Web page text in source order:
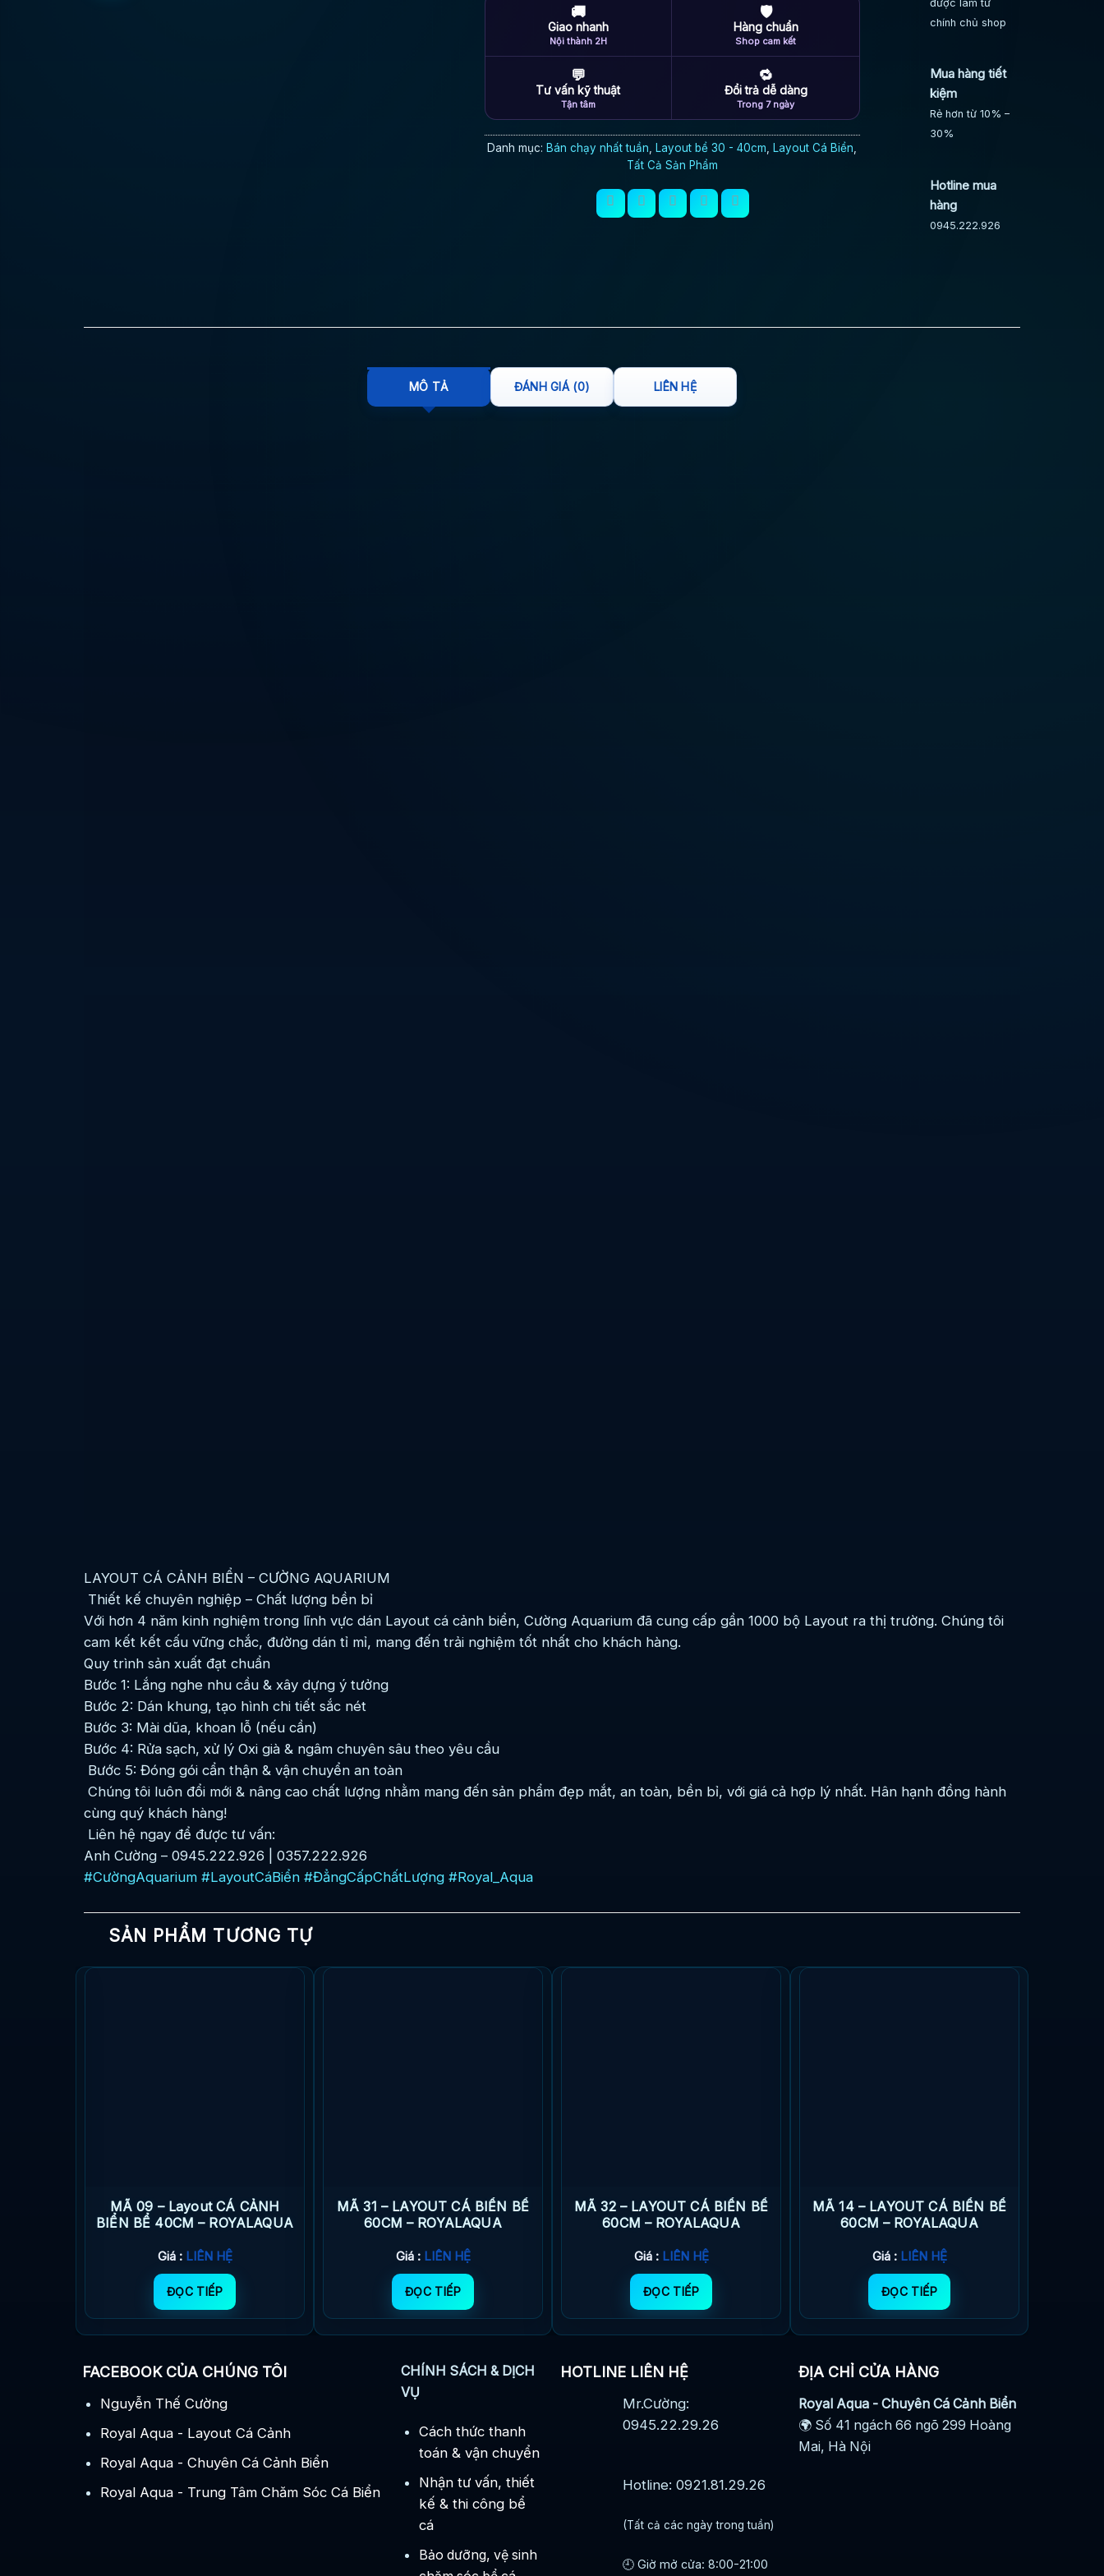
🚚
Giao nhanh
Nội thành 2H
🛡
Hàng chuẩn
Shop cam kết
💬
Tư vấn kỹ thuật
Tận tâm
🔁
Đổi trả dễ dàng
Trong 7 ngày
Danh mục: Bán chạy nhất tuần Layout bể 30 - 40cm Layout Cá Biển
Tất Cả Sản Phẩm
được làm từ
chính chủ shop
Mua hàng tiết
kiệm
Rẻ hơn từ 10% –
30%
Hotline mua
hàng
0945.222.926
MÔ TẢ ĐÁNH GIÁ (0) LIÊN HỆ
LAYOUT CÁ CẢNH BIỂN – CƯỜNG AQUARIUM
Thiết kế chuyên nghiệp – Chất lượng bền bỉ
Với hơn 4 năm kinh nghiệm trong lĩnh vực dán Layout cá cảnh biển, Cường Aquarium đã cung cấp gần 1000 bộ Layout ra thị trường. Chúng tôi
cam kết kết cấu vững chắc, đường dán tỉ mỉ, mang đến trải nghiệm tốt nhất cho khách hàng.
Quy trình sản xuất đạt chuẩn
Bước 1: Lắng nghe nhu cầu & xây dựng ý tưởng
Bước 2: Dán khung, tạo hình chi tiết sắc nét
Bước 3: Mài dũa, khoan lỗ (nếu cần)
Bước 4: Rửa sạch, xử lý Oxi già & ngâm chuyên sâu theo yêu cầu
Bước 5: Đóng gói cẩn thận & vận chuyển an toàn
Chúng tôi luôn đổi mới & nâng cao chất lượng nhằm mang đến sản phẩm đẹp mắt, an toàn, bền bỉ, với giá cả hợp lý nhất. Hân hạnh đồng hành
cùng quý khách hàng!
Liên hệ ngay để được tư vấn:
Anh Cường – 0945.222.926 | 0357.222.926
#CườngAquarium #LayoutCáBiển #ĐẳngCấpChấtLượng #Royal_Aqua
SẢN PHẨM TƯƠNG TỰ
MÃ 09 – Layout CÁ CẢNH
BIỂN BỂ 40CM – ROYALAQUA
Giá : LIÊN HỆ
ĐỌC TIẾP
MÃ 31 – LAYOUT CÁ BIỂN BỂ
60CM – ROYALAQUA
Giá : LIÊN HỆ
ĐỌC TIẾP
MÃ 32 – LAYOUT CÁ BIỂN BỂ
60CM – ROYALAQUA
Giá : LIÊN HỆ
ĐỌC TIẾP
MÃ 14 – LAYOUT CÁ BIỂN BỂ
60CM – ROYALAQUA
Giá : LIÊN HỆ
ĐỌC TIẾP
FACEBOOK CỦA CHÚNG TÔI
Nguyễn Thế Cường
Royal Aqua - Layout Cá Cảnh
Royal Aqua - Chuyên Cá Cảnh Biển
Royal Aqua - Trung Tâm Chăm Sóc Cá Biển
CHÍNH SÁCH & DỊCH
VỤ
Cách thức thanh
toán & vận chuyển
Nhận tư vấn, thiết
kế & thi công bể
cá
Bảo dưỡng, vệ sinh
HOTLINE LIÊN HỆ
Mr.Cường:
0945.22.29.26
Hotline: 0921.81.29.26
(Tất cả các ngày trong tuần)
🕘 Giờ mở cửa: 8:00-21:00
ĐỊA CHỈ CỬA HÀNG
Royal Aqua - Chuyên Cá Cảnh Biển
🌍 Số 41 ngách 66 ngõ 299 Hoàng
Mai, Hà Nội